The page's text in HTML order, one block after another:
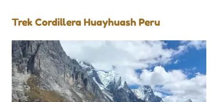
Trek Cordillera Huayhuash Peru